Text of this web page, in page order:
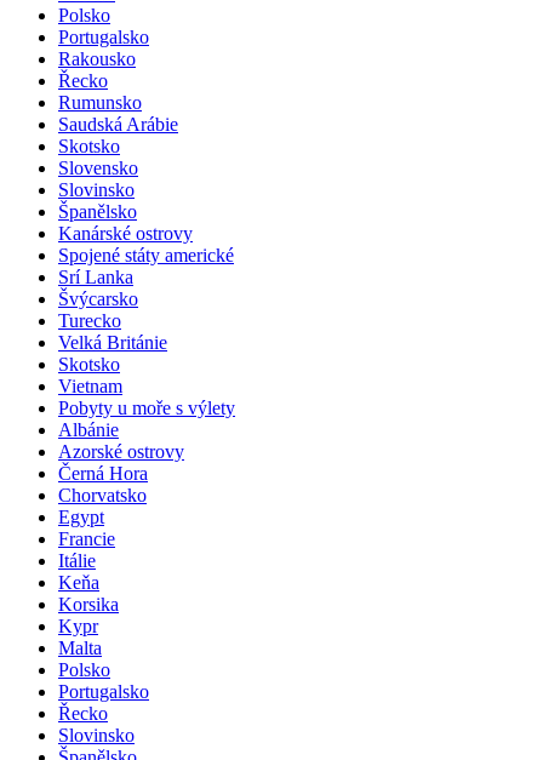
Polsko
Portugalsko
Rakousko
Řecko
Rumunsko
Saudská Arábie
Skotsko
Slovensko
Slovinsko
Španělsko
Kanárské ostrovy
Spojené státy americké
Srí Lanka
Švýcarsko
Turecko
Velká Británie
Skotsko
Vietnam
Pobyty u moře s výlety
Albánie
Azorské ostrovy
Černá Hora
Chorvatsko
Egypt
Francie
Itálie
Keňa
Korsika
Kypr
Malta
Polsko
Portugalsko
Řecko
Slovinsko